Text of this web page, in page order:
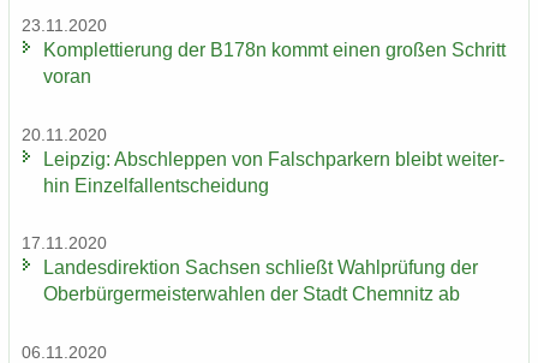
23.11.2020
Kom­plet­tie­rung der B178n kommt einen gro­ßen Schritt
voran
20.11.2020
Leip­zig: Ab­schlep­pen von Falsch­par­kern bleibt wei­ter­
hin Ein­zel­fall­ent­schei­dung
17.11.2020
Lan­des­di­rek­ti­on Sach­sen schließt Wahl­prü­fung der
Ober­bür­ger­meis­ter­wah­len der Stadt Chem­nitz ab
06.11.2020